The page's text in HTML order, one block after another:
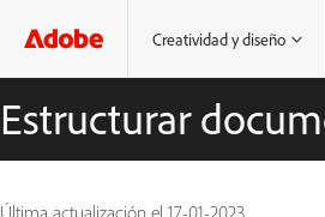
Creatividad y diseño
Estructurar